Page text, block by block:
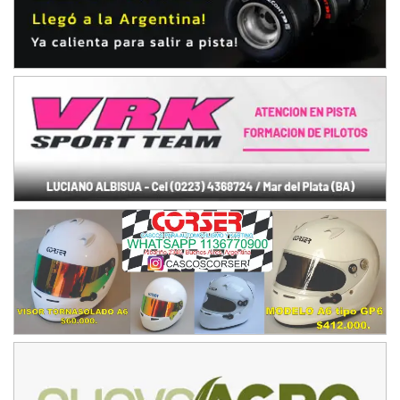
APAK - F6
Zárate (Buenos Aires)
PROKART METROPOLITANO - F1
Ciudad Evita (Buenos Aires)
AKPS - F6
Kartódromo AKPS (Asfalto)
Comodoro Rivadavia (Chubut)
CORDOBES ASFALTO - F7
Complejo Valentín Lauret (Tierra)
Colonia Caroya (Córdoba)